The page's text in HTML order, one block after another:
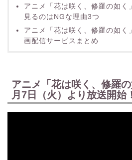
アニメ「花は咲く、修羅の如く
見るのはNGな理由3つ
アニメ「花は咲く、修羅の如く
画配信サービスまとめ
アニメ「花は咲く、修羅
月7日（火）より放送開始！